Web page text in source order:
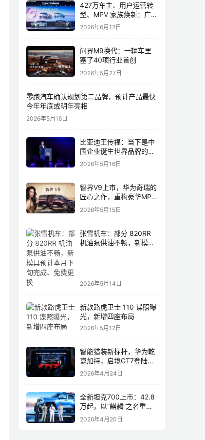
427万车主、用户运营转
型、MPV 家族焕新：广汽
传祺书写新传奇
2026年6月12日
问界M9换代：一辆车里
塞了40项行业首创
2026年5月27日
零跑汽车确认规划第二品牌，预计产品最快
今年年底或明年亮相
2026年5月16日
比亚迪王传福：当下是中
国企业诞生世界品牌的最
佳历史机遇，尤其是制造
2026年5月16日
智界V9上市，华为奇瑞的
匠心之作，重构豪华MPV
市场格局
2026年5月15日
张雪机车：部分 820RR
机油泵供油不畅，新模具
2026年5月14日
新款路虎卫士 110 谍照曝
光，新增四座布局
2026年5月12日
智能猎装新标杆，华为乾
崑加持，启境GT7登陆
2026北京车展
2026年4月24日
全新坦克700上市：42.8
万起，以“麒麟”之名重塑
全域豪华
2026年4月20日